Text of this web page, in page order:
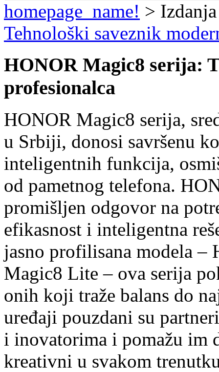
homepage_name! >
Tehnološki saveznik
HONOR Magic8 serija:
profesionalca
HONOR Magic8 serija,
u Srbiji, donosi savršenu
inteligentnih funkcija,
od pametnog telefona.
promišljen odgovor na
efikasnost i inteligentna
jasno profilisana modela
Magic8 Lite – ova serija
onih koji traže balans do
uređaji pouzdani su
i inovatorima i pomažu im
kreativni u svakom